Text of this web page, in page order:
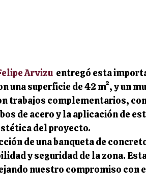
Arvizu entregó esta
una superficie de 42 m², y un
trabajos complementarios,
de acero y la aplicación de
del proyecto.
de una banqueta de
y seguridad de la zona.
nuestro compromiso con